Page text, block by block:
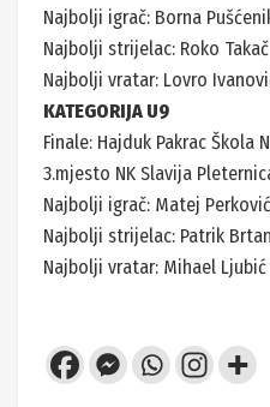
Najbolji igrač: Borna
Najbolji strijelac: Roko
Najbolji vratar: Lovro
KATEGORIJA U9
Finale: Hajduk Pakrac Škola
3.mjesto NK Slavija
Najbolji igrač: Matej
Najbolji strijelac: Patrik
Najbolji vratar: Mihael Ljubić